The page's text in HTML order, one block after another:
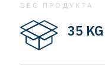
ВЕС ПРОДУКТА
35 KG